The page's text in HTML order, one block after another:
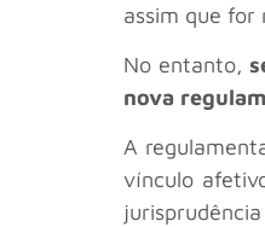
assim que
No entanto,
nova
A
vínculo